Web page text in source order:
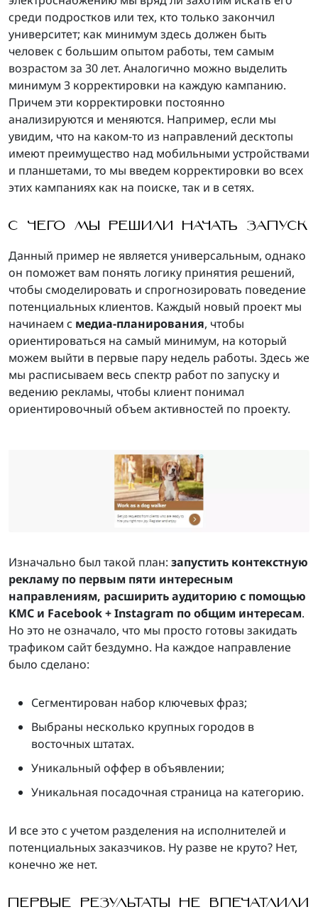
среди подростков или тех, кто только закончил
университет; как минимум здесь должен быть
человек с большим опытом работы, тем самым
возрастом за 30 лет. Аналогично можно выделить
минимум 3 корректировки на каждую кампанию.
Причем эти корректировки постоянно
анализируются и меняются. Например, если мы
увидим, что на каком-то из направлений десктопы
имеют преимущество над мобильными устройствами
и планшетами, то мы введем корректировки во всех
этих кампаниях как на поиске, так и в сетях.
С ЧЕГО МЫ РЕШИЛИ НАЧАТЬ ЗАПУСК
Данный пример не является универсальным, однако
он поможет вам понять логику принятия решений,
чтобы смоделировать и спрогнозировать поведение
потенциальных клиентов. Каждый новый проект мы
начинаем с медиа-планирования, чтобы
ориентироваться на самый минимум, на который
можем выйти в первые пару недель работы. Здесь же
мы расписываем весь спектр работ по запуску и
ведению рекламы, чтобы клиент понимал
ориентировочный объем активностей по проекту.
Изначально был такой план: запустить контекстную
рекламу по первым пяти интересным
направлениям, расширить аудиторию с помощью
КМС и Facebook + Instagram по общим интересам.
Но это не означало, что мы просто готовы закидать
трафиком сайт бездумно. На каждое направление
было сделано:
Сегментирован набор ключевых фраз;
Выбраны несколько крупных городов в
восточных штатах.
Уникальный оффер в объявлении;
Уникальная посадочная страница на категорию.
И все это с учетом разделения на исполнителей и
потенциальных заказчиков. Ну разве не круто? Нет,
конечно же нет.
ПЕРВЫЕ РЕЗУЛЬТАТЫ НЕ ВПЕЧАТЛИЛИ